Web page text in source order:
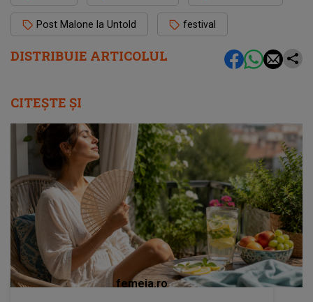
DISTRIBUIE ARTICOLUL
Post Malone la Untold festival
CITEȘTE ȘI
femeia.ro